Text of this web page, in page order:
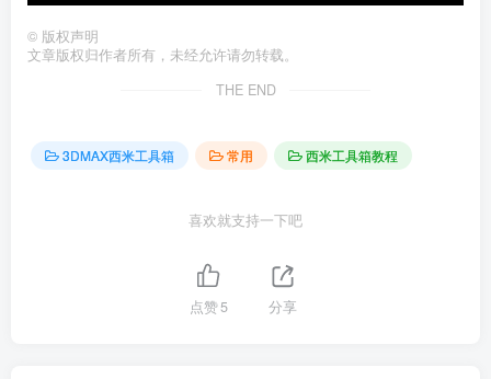
© 版权声明
文章版权归作者所有，未经允许请勿转载。
THE END
3DMAX西米工具箱 常用 西米工具箱教程
喜欢就支持一下吧
点赞5 分享